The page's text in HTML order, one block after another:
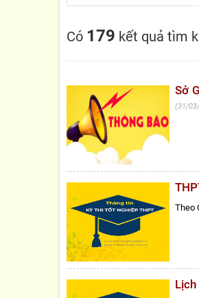
Có 179 kết quả tìm
Sở
31/
Theo